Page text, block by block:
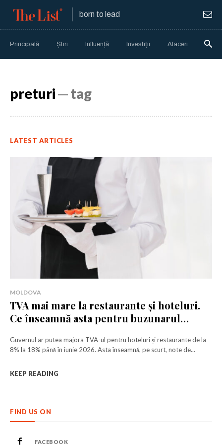
born to lead
Principală Știri Influență Investiții Afaceri
preturi─ tag
LATEST ARTICLES
MOLDOVA
TVA mai mare la restaurante și hoteluri.
Ce înseamnă asta pentru buzunarul
Guvernul ar putea majora TVA-ul pentru hoteluri și restaurante de la
8% la 18% până în iunie 2026. Asta înseamnă, pe scurt, note de...
KEEP READING
FIND US ON
FACEBOOK